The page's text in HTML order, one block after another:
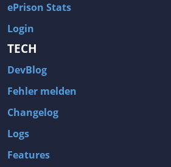
ePrison Stats
Login
TECH
DevBlog
Fehler melden
Changelog
Logs
Features